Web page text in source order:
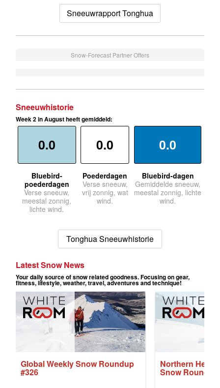
Sneeuwrapport Tonghua
Snow-Forecast Partner Offers
Sneeuwhistorie
Week 2 in August heeft gemiddeld:
0.0
Bluebird-
poederdagen
Verse sneeuw,
meestal zonnig,
lichte wind.
0.0
Poederdagen
Verse sneeuw,
vrij zonnig, wat
wind.
0.0
Bluebird-dagen
Gemiddelde sneeuw,
meestal zonnig, lichte
wind.
Tonghua Sneeuwhistorie